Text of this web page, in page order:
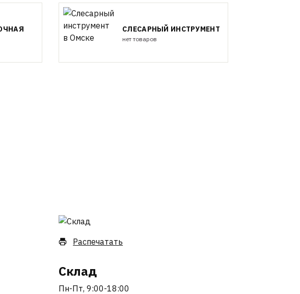
СЛЕСАРНЫЙ ИНСТРУМЕНТ
нет товаров
Распечатать
Склад
Пн-Пт, 9:00-18:00